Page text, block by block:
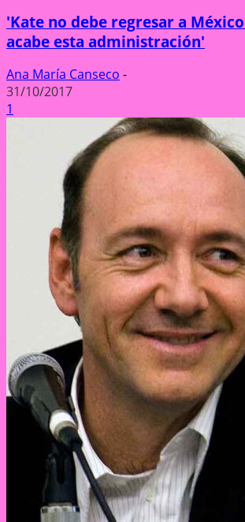
'Kate no debe regresar a
acabe esta administración'
Ana María Canseco -
31/10/2017
1